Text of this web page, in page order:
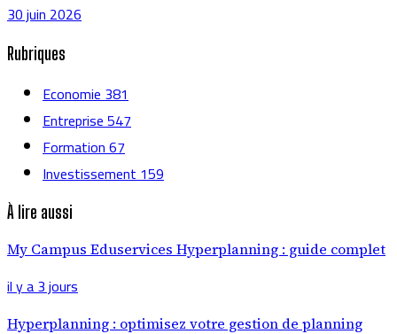
30 juin 2026
Rubriques
Economie381
Entreprise547
Formation67
Investissement159
À lire aussi
My Campus Eduservices Hyperplanning : guide complet
il y a 3 jours
Hyperplanning : optimisez votre gestion de planning